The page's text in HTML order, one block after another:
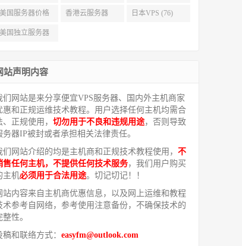
(94) (91)
美国服务器价格
(82)
香港云服务器 日本VPS (76)
美国独立服务器
站声明内容
们网站是来分享便宜VPS服务器、国内外主机商家
惠和正规运维技术教程。用户选择任何主机均需合
、正规使用， 切勿用于不良和违规用途，否则导致
务器IP被封或者承担相关法律责任。
们网站介绍的均是主机商和正规技术教程使用， 不
售任何主机，不提供任何技术服务，我们用户购买
主机必须用于合法用途。切记切记！！
站内容来自主机商优惠信息，以及网上运维和教程
术参考自网络，参考使用注意备份，不确保技术的
整性。
稿和联络方式： easyfm@outlook.com